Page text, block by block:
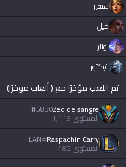
سيفير
ميل
يونارا
فيكتور
تم اللعب مؤخرًا مع ( ألعاب موخرًا)
Zed de sangre
#5830
المستوى1,119
Raspachin Carry
#
LAN
المستوى482